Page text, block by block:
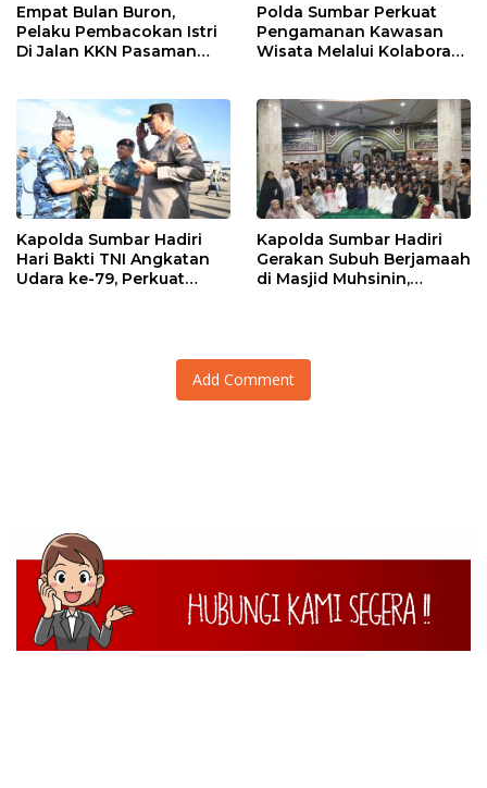
Empat Bulan Buron,
Pelaku Pembacokan Istri
Di Jalan KKN Pasaman
Pasbar Di Provinsi
Sumatera Utara
Polda Sumbar Perkuat
Pengamanan Kawasan
Wisata Melalui Kolaborasi
Kapolda Sumbar Hadiri
Hari Bakti TNI Angkatan
Udara ke-79, Perkuat
Kapolda Sumbar Hadiri
Gerakan Subuh Berjamaah
di Masjid Muhsinin,
Add Comment